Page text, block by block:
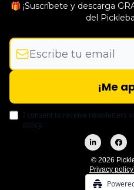
🎁 ¡Suscríbete y descarga
del
I consent to receive newsletters
policy.
© 2026
Privacy policy